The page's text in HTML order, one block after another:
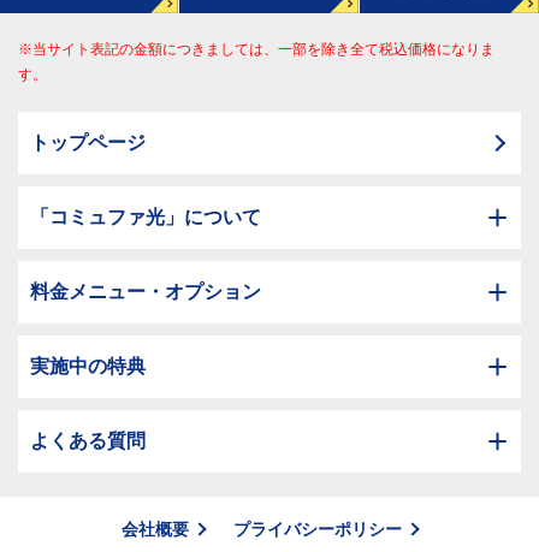
※当サイト表記の金額につきましては、一部を除き全て税込価格になりま
す。
トップページ
「コミュファ光」について
料金メニュー・オプション
実施中の特典
よくある質問
会社概要 プライバシーポリシー